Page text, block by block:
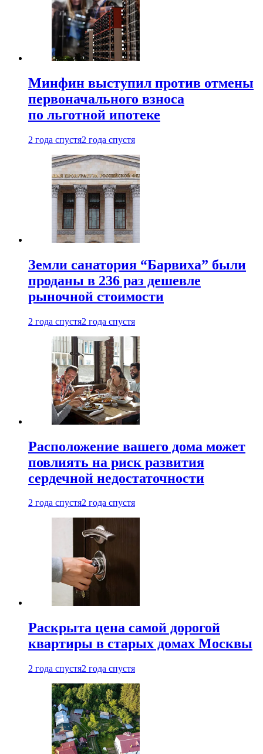
Минфин выступил против отмены
первоначального взноса
по льготной ипотеке
2 года спустя2 года спустя
Земли санатория “Барвиха” были
проданы в 236 раз дешевле
рыночной стоимости
2 года спустя2 года спустя
Расположение вашего дома может
повлиять на риск развития
сердечной недостаточности
2 года спустя2 года спустя
Раскрыта цена самой дорогой
квартиры в старых домах Москвы
2 года спустя2 года спустя